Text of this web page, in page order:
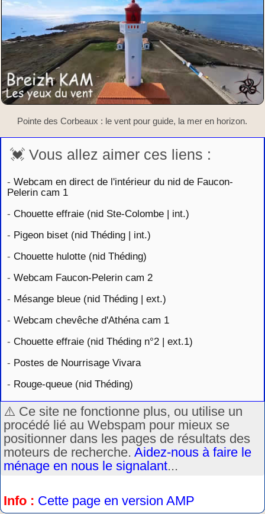
Pointe des Corbeaux : le vent pour guide, la mer en horizon.
💓 Vous allez aimer ces liens :
- Webcam en direct de l'intérieur du nid de Faucon-
Pelerin cam 1
- Chouette effraie (nid Ste-Colombe | int.)
- Pigeon biset (nid Théding | int.)
- Chouette hulotte (nid Théding)
- Webcam Faucon-Pelerin cam 2
- Mésange bleue (nid Théding | ext.)
- Webcam chevêche d'Athéna cam 1
- Chouette effraie (nid Théding n°2 | ext.1)
- Postes de Nourrisage Vivara
- Rouge-queue (nid Théding)
⚠️ Ce site ne fonctionne plus, ou utilise un
procédé lié au Webspam pour mieux se
positionner dans les pages de résultats des
moteurs de recherche. Aidez-nous à faire le
ménage en nous le signalant...
Info : Cette page en version AMP